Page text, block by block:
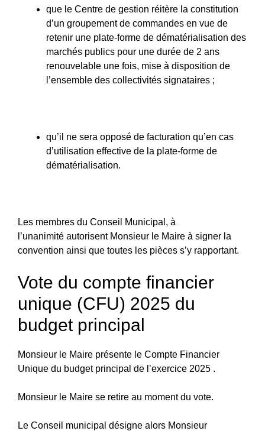
que le Centre de gestion réitère la constitution
d’un groupement de commandes en vue de
retenir une plate-forme de dématérialisation des
marchés publics pour une durée de 2 ans
renouvelable une fois, mise à disposition de
l’ensemble des collectivités signataires ;
qu’il ne sera opposé de facturation qu’en cas
d’utilisation effective de la plate-forme de
dématérialisation.
Les membres du Conseil Municipal, à
l’unanimité autorisent Monsieur le Maire à signer la
convention ainsi que toutes les pièces s’y rapportant.
Vote du compte financier
unique (CFU) 2025 du
budget principal
Monsieur le Maire présente le Compte Financier
Unique du budget principal de l’exercice 2025 .
Monsieur le Maire se retire au moment du vote.
Le Conseil municipal désigne alors Monsieur